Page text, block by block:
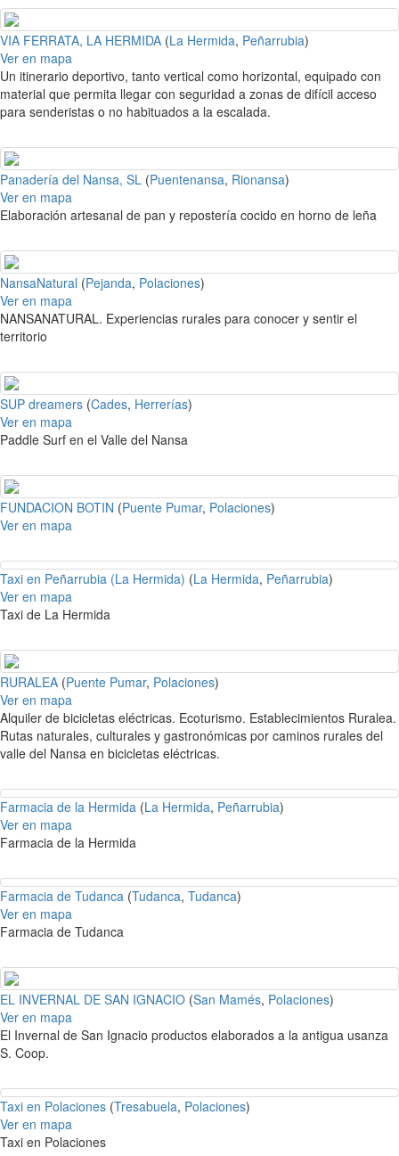
VIA FERRATA, LA HERMIDA (La Hermida, Peñarrubia)
Ver en mapa
Un itinerario deportivo, tanto vertical como horizontal, equipado con
material que permita llegar con seguridad a zonas de difícil acceso
para senderistas o no habituados a la escalada.
Panadería del Nansa, SL (Puentenansa, Rionansa)
Ver en mapa
Elaboración artesanal de pan y repostería cocido en horno de leña
NansaNatural (Pejanda, Polaciones)
Ver en mapa
NANSANATURAL. Experiencias rurales para conocer y sentir el
territorio
SUP dreamers (Cades, Herrerías)
Ver en mapa
Paddle Surf en el Valle del Nansa
FUNDACION BOTIN (Puente Pumar, Polaciones)
Ver en mapa
Taxi en Peñarrubia (La Hermida) (La Hermida, Peñarrubia)
Ver en mapa
Taxi de La Hermida
RURALEA (Puente Pumar, Polaciones)
Ver en mapa
Alquiler de bicicletas eléctricas. Ecoturismo. Establecimientos Ruralea.
Rutas naturales, culturales y gastronómicas por caminos rurales del
valle del Nansa en bicicletas eléctricas.
Farmacia de la Hermida (La Hermida, Peñarrubia)
Ver en mapa
Farmacia de la Hermida
Farmacia de Tudanca (Tudanca, Tudanca)
Ver en mapa
Farmacia de Tudanca
EL INVERNAL DE SAN IGNACIO (San Mamés, Polaciones)
Ver en mapa
El Invernal de San Ignacio productos elaborados a la antigua usanza
S. Coop.
Taxi en Polaciones (Tresabuela, Polaciones)
Ver en mapa
Taxi en Polaciones